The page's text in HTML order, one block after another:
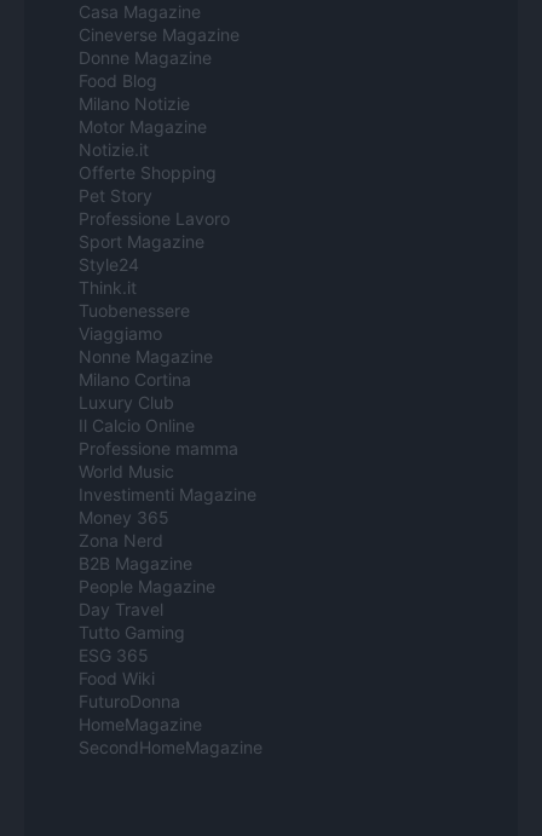
Casa Magazine
Cineverse Magazine
Donne Magazine
Food Blog
Milano Notizie
Motor Magazine
Notizie.it
Offerte Shopping
Pet Story
Professione Lavoro
Sport Magazine
Style24
Think.it
Tuobenessere
Viaggiamo
Nonne Magazine
Milano Cortina
Luxury Club
Il Calcio Online
Professione mamma
World Music
Investimenti Magazine
Money 365
Zona Nerd
B2B Magazine
People Magazine
Day Travel
Tutto Gaming
ESG 365
Food Wiki
FuturoDonna
HomeMagazine
SecondHomeMagazine